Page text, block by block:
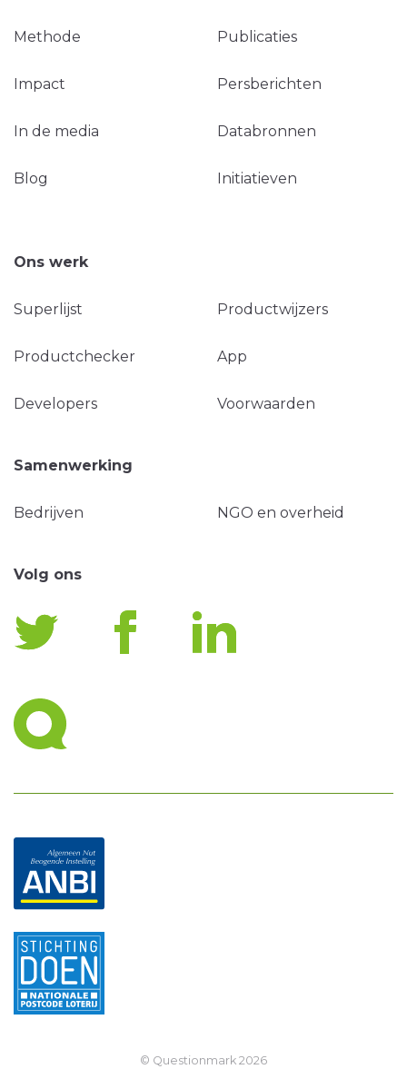
Methode Publicaties
Impact Persberichten
In de media Databronnen
Blog Initiatieven
Ons werk
Superlijst Productwijzers
Productchecker App
Developers Voorwaarden
Samenwerking
Bedrijven NGO en overheid
Volg ons
© Questionmark 2026